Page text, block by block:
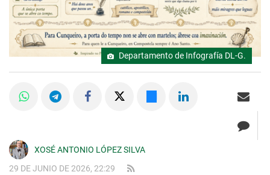
Departamento de Infografía DL-G.
XOSÉ ANTONIO LÓPEZ SILVA
29 DE JUNIO DE 2026, 22:29